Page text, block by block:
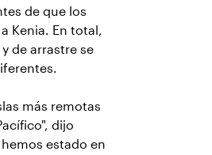
de que los
Kenia. En total,
de arrastre se
más remotas
dijo
estado en